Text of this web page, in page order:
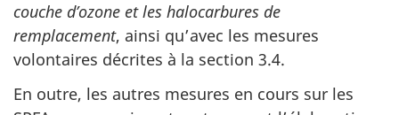
couche d’ozone et les halocarbures de
remplacement, ainsi qu’avec les mesures
volontaires décrites à la section 3.4.
En outre, les autres mesures en cours sur les